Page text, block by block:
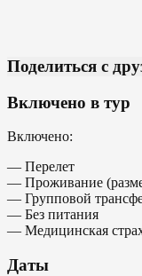
Поделиться с
Включено в тур
Включено:
— Перелет
— Проживание
— Групповой
— Без питания
— Медицинская
Даты